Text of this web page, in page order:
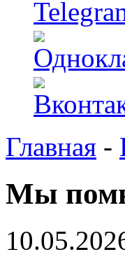
Главная -
Мы